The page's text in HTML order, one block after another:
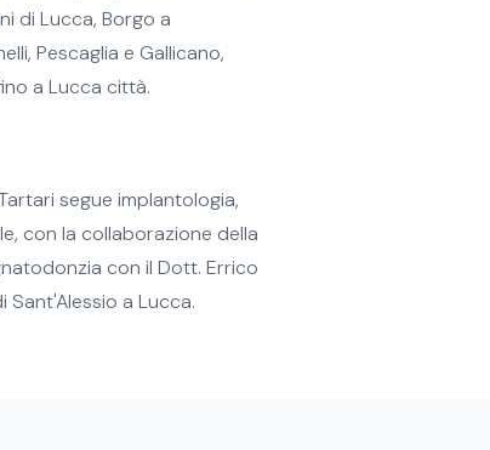
di Lucca, Borgo a
Pescaglia e Gallicano,
a Lucca città.
segue implantologia,
con la collaborazione della
con il Dott. Errico
Sant'Alessio a Lucca.